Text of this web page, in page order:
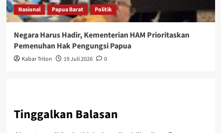
Nasional Papua Barat Politik
Negara Harus Hadir, Kementerian HAM Prioritaskan
Pemenuhan Hak Pengungsi Papua
Kabar Triton 19 Juli 2026 0
Tinggalkan Balasan